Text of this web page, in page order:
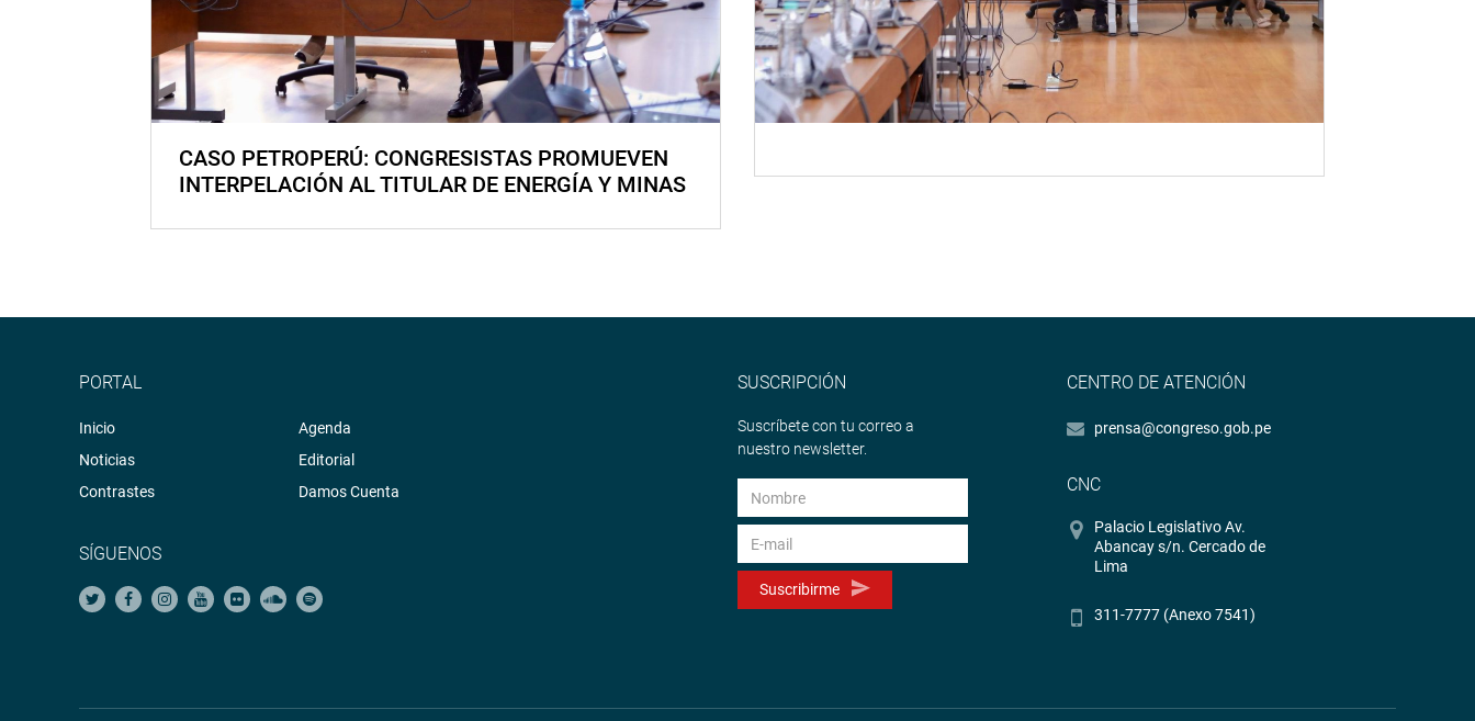
CASO PETROPERÚ: CONGRESISTAS PROMUEVEN
INTERPELACIÓN AL TITULAR DE ENERGÍA Y MINAS
PORTAL
Inicio
Noticias
Contrastes
Agenda
Editorial
Damos Cuenta
SÍGUENOS
SUSCRIPCIÓN
Suscríbete con tu correo a
nuestro newsletter.
Suscribirme
CENTRO DE ATENCIÓN
prensa@congreso.gob.pe
CNC
Palacio Legislativo Av.
Abancay s/n. Cercado de
Lima
311-7777 (Anexo 7541)